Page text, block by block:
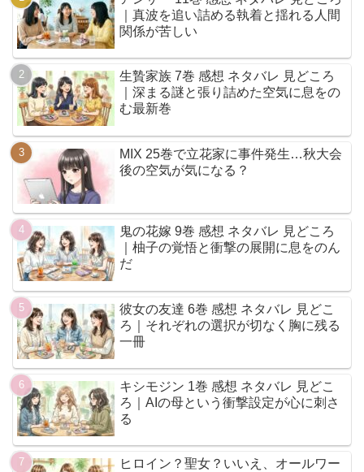
｜真波を追い詰める執着と揺れる人間
関係が苦しい
生贄家族 7巻 感想 ネタバレ 見どころ
｜深まる謎と張り詰めた空気に息をの
む最新巻
MIX 25巻で立花家に事件発生…秋大会
後の空気が気になる？
鬼の花嫁 9巻 感想 ネタバレ 見どころ
｜柚子の覚悟と衝撃の展開に息をのん
だ
彼女の友達 6巻 感想 ネタバレ 見どこ
ろ｜それぞれの選択が切なく胸に残る
一冊
キシモジン 1巻 感想 ネタバレ 見どこ
ろ｜AIの母という衝撃設定が心に刺さ
る
ヒロイン？聖女？いいえ、オールワー